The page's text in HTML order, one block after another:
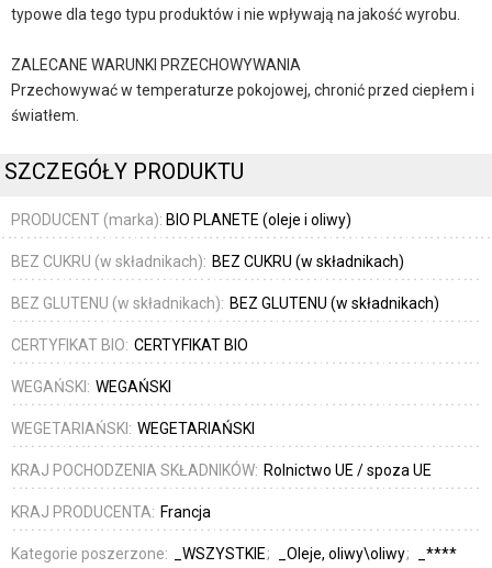
typowe dla tego typu produktów i nie wpływają na jakość wyrobu.
ZALECANE WARUNKI PRZECHOWYWANIA
Przechowywać w temperaturze pokojowej, chronić przed ciepłem i
światłem.
SZCZEGÓŁY PRODUKTU
PRODUCENT (marka): BIO PLANETE (oleje i oliwy)
BEZ CUKRU (w składnikach): BEZ CUKRU (w składnikach)
BEZ GLUTENU (w składnikach): BEZ GLUTENU (w składnikach)
CERTYFIKAT BIO: CERTYFIKAT BIO
WEGAŃSKI: WEGAŃSKI
WEGETARIAŃSKI: WEGETARIAŃSKI
KRAJ POCHODZENIA SKŁADNIKÓW: Rolnictwo UE / spoza UE
KRAJ PRODUCENTA: Francja
Kategorie poszerzone: _WSZYSTKIE _Oleje, oliwy\oliwy
_****